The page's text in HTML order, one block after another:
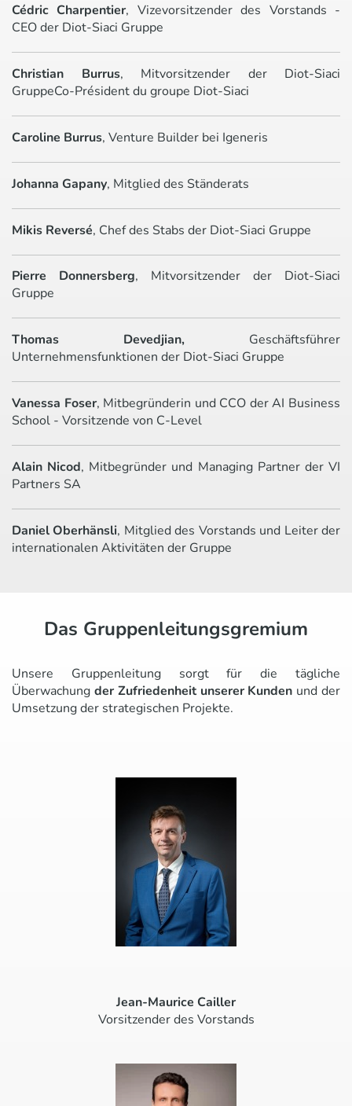
Cédric Charpentier, Vizevorsitzender des Vorstands -
CEO der Diot-Siaci Gruppe
Christian Burrus, Mitvorsitzender der Diot-Siaci
GruppeCo-Président du groupe Diot-Siaci
Caroline Burrus, Venture Builder bei Igeneris
Johanna Gapany, Mitglied des Ständerats
Mikis Reversé, Chef des Stabs der Diot-Siaci Gruppe
Pierre Donnersberg, Mitvorsitzender der Diot-Siaci
Gruppe
Thomas Devedjian, Geschäftsführer
Unternehmensfunktionen der Diot-Siaci Gruppe
Vanessa Foser, Mitbegründerin und CCO der AI Business
School - Vorsitzende von C-Level
Alain Nicod, Mitbegründer und Managing Partner der VI
Partners SA
Daniel Oberhänsli, Mitglied des Vorstands und Leiter der
internationalen Aktivitäten der Gruppe
Das Gruppenleitungsgremium
Unsere Gruppenleitung sorgt für die tägliche
Überwachung der Zufriedenheit unserer Kunden und der
Umsetzung der strategischen Projekte.
Jean-Maurice Cailler
Vorsitzender des Vorstands